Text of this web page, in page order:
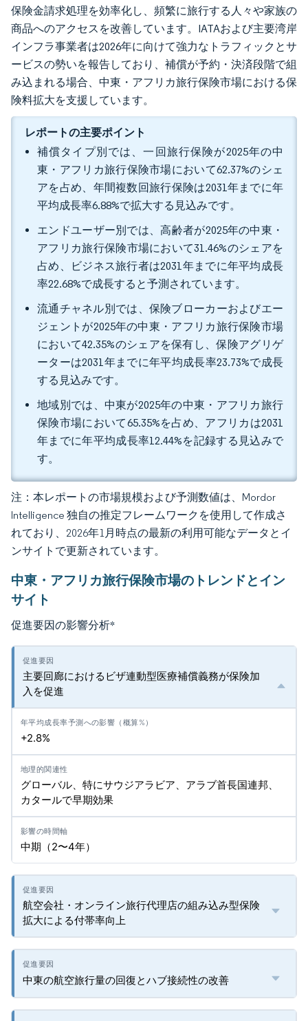
保険金請求処理を効率化し、頻繁に旅行する人々や家族の
商品へのアクセスを改善しています。IATAおよび主要湾岸
インフラ事業者は2026年に向けて強力なトラフィックとサ
ービスの勢いを報告しており、補償が予約・決済段階で組
み込まれる場合、中東・アフリカ旅行保険市場における保
険料拡大を支援しています。
レポートの主要ポイント
補償タイプ別では、一回旅行保険が2025年の中
東・アフリカ旅行保険市場において62.37%のシェ
アを占め、年間複数回旅行保険は2031年までに年
平均成長率6.88%で拡大する見込みです。
エンドユーザー別では、高齢者が2025年の中東・
アフリカ旅行保険市場において31.46%のシェアを
占め、ビジネス旅行者は2031年までに年平均成長
率22.68%で成長すると予測されています。
流通チャネル別では、保険ブローカーおよびエー
ジェントが2025年の中東・アフリカ旅行保険市場
において42.35%のシェアを保有し、保険アグリゲ
ーターは2031年までに年平均成長率23.73%で成長
する見込みです。
地域別では、中東が2025年の中東・アフリカ旅行
保険市場において65.35%を占め、アフリカは2031
年までに年平均成長率12.44%を記録する見込みで
す。
注：本レポートの市場規模および予測数値は、Mordor
Intelligence 独自の推定フレームワークを使用して作成さ
れており、2026年1月時点の最新の利用可能なデータとイ
ンサイトで更新されています。
中東・アフリカ旅行保険市場のトレンドとイン
サイト
促進要因の影響分析*
主要回廊におけるビザ連動型医療補償義務が保険加
入を促進
+2.8%
グローバル、特にサウジアラビア、アラブ首長国連邦、
カタールで早期効果
中期（2〜4年）
航空会社・オンライン旅行代理店の組み込み型保険
拡大による付帯率向上
中東の航空旅行量の回復とハブ接続性の改善